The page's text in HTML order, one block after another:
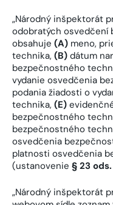
„Národný inšpektorát
odobratých osvedčení
obsahuje (A) meno,
technika, (B) dátum
bezpečnostného
vydanie osvedčenia
podania žiadosti o
technika, (E)
bezpečnostného
bezpečnostného
osvedčenia
platnosti osvedčenia
(ustanovenie § 23 ods.
„Národný inšpektorát